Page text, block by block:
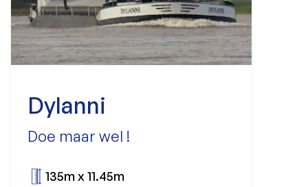
Dylanni
Doe maar wel !
135m x 11.45m